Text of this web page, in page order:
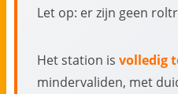
Let op: er zijn geen
Het station is volledig
mindervaliden, met